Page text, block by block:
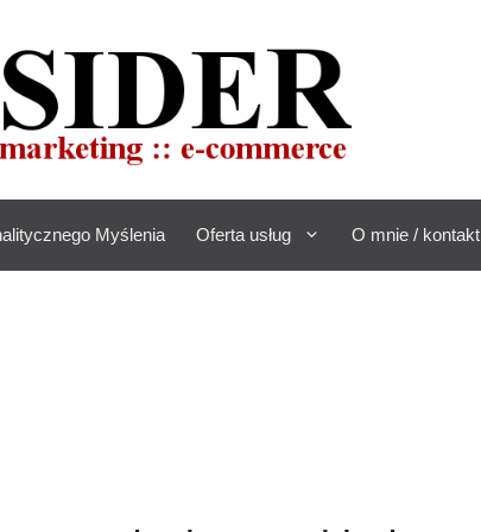
Myślenia Oferta usług O mnie / kontakt